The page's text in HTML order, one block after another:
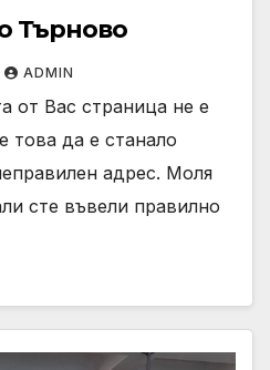
Търново
ADMIN
от Вас страница не е
това да е станало
адрес. Моля
сте въвели правилно